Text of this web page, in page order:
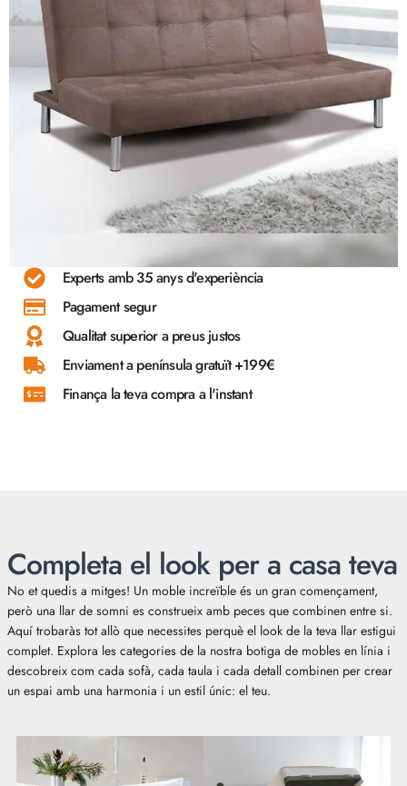
Experts amb 35 anys d'experiència
Pagament segur
Qualitat superior a preus justos
Enviament a península gratuït +199€
Finança la teva compra a l'instant
Completa el look per a casa teva
No et quedis a mitges! Un moble increïble és un gran començament,
però una llar de somni es construeix amb peces que combinen entre si.
Aquí trobaràs tot allò que necessites perquè el look de la teva llar estigui
complet. Explora les categories de la nostra botiga de mobles en línia i
descobreix com cada sofà, cada taula i cada detall combinen per crear
un espai amb una harmonia i un estil únic: el teu.